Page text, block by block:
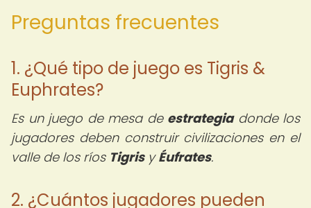
Preguntas frecuentes
1. ¿Qué tipo de juego es Tigris &
Euphrates?
Es un juego de mesa de estrategiadonde los
jugadores deben construir civilizaciones en el
valle de los ríos TigrisyÉufrates.
2. ¿Cuántos jugadores pueden